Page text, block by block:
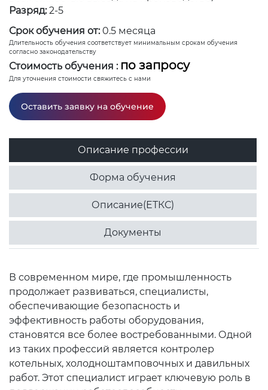
Разряд: 2-5
Срок обучения от: 0.5 месяца
Длительность обучения соответствует минимальным срокам обучения
согласно законодательству
Стоимость обучения : по запросу
Для уточнения стоимости свяжитесь с нами
Оставить заявку на обучение
Описание профессии
Форма обучения
Описание(ЕТКС)
Документы
В современном мире, где промышленность
продолжает развиваться, специалисты,
обеспечивающие безопасность и
эффективность работы оборудования,
становятся все более востребованными. Одной
из таких профессий является контролер
котельных, холодноштамповочных и давильных
работ. Этот специалист играет ключевую роль в